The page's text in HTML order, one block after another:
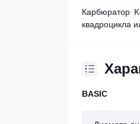
Карбюратор
квадроцикла
BASIC